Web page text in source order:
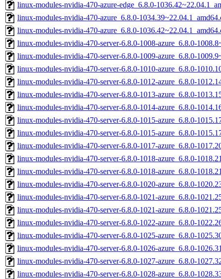
linux-modules-nvidia-470-azure-edge_6.8.0-
linux-modules-nvidia-470-azure_6.8.0-
linux-modules-nvidia-470-azure_6.8.0-
linux-modules-nvidia-470-server-6.8.0-1008-azure_6.8.0-
linux-modules-nvidia-470-server-6.8.0-1009-azure_6.8.0-
linux-modules-nvidia-470-server-6.8.0-1010-azure_6.8.0-
linux-modules-nvidia-470-server-6.8.0-1012-azure_6.8.0-
linux-modules-nvidia-470-server-6.8.0-1013-azure_6.8.0-
linux-modules-nvidia-470-server-6.8.0-1014-azure_6.8.0-
linux-modules-nvidia-470-server-6.8.0-1015-azure_6.8.0-
linux-modules-nvidia-470-server-6.8.0-1015-azure_6.8.0-
linux-modules-nvidia-470-server-6.8.0-1017-azure_6.8.0-
linux-modules-nvidia-470-server-6.8.0-1018-azure_6.8.0-
linux-modules-nvidia-470-server-6.8.0-1018-azure_6.8.0-
linux-modules-nvidia-470-server-6.8.0-1020-azure_6.8.0-
linux-modules-nvidia-470-server-6.8.0-1021-azure_6.8.0-
linux-modules-nvidia-470-server-6.8.0-1021-azure_6.8.0-
linux-modules-nvidia-470-server-6.8.0-1022-azure_6.8.0-
linux-modules-nvidia-470-server-6.8.0-1025-azure_6.8.0-
linux-modules-nvidia-470-server-6.8.0-1026-azure_6.8.0-
linux-modules-nvidia-470-server-6.8.0-1027-azure_6.8.0-
linux-modules-nvidia-470-server-6.8.0-1028-azure_6.8.0-